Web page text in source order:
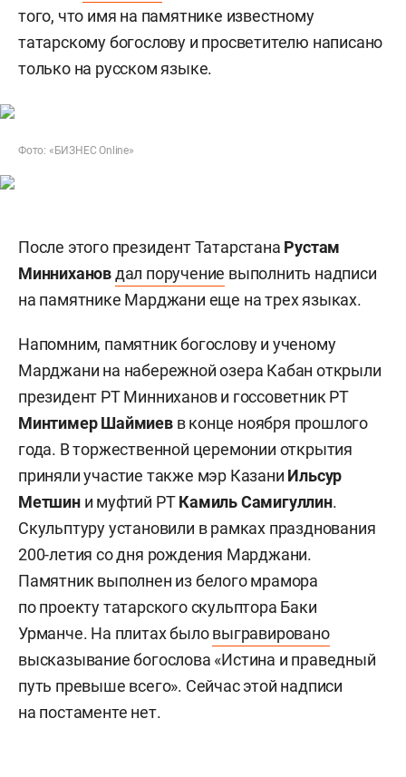
того, что имя на памятнике известному
татарскому богослову и просветителю написано
только на русском языке.
Фото: «БИЗНЕС Online»
После этого президент Татарстана Рустам
Миннихановдал поручение выполнить надписи
на памятнике Марджани еще на трех языках.
Напомним, памятник богослову и ученому
Марджани на набережной озера Кабан открыли
президент РТ Минниханов и госсоветник РТ
Минтимер Шаймиев в конце ноября прошлого
года. В торжественной церемонии открытия
приняли участие также мэр Казани Ильсур
Метшини муфтий РТКамиль Самигуллин.
Скульптуру установили в рамках празднования
200-летия со дня рождения Марджани.
Памятник выполнен из белого мрамора
по проекту татарского скульптора Баки
Урманче. На плитах быловыгравировано
высказывание богослова «Истина и праведный
путь превыше всего». Сейчас этой надписи
на постаменте нет.